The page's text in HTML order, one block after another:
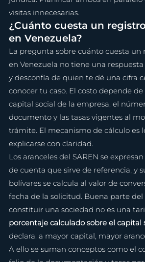
visitas innecesarias.
¿Cuánto cuesta un
en Venezuela?
La pregunta sobre cuánto cuesta un
en Venezuela no tiene una
y desconfía de quien te dé una cifra
conocer tu caso. El costo depende de
capital social de la empresa, el
documento y las tasas vigentes al
trámite. El mecanismo de cálculo es
explicarse con claridad.
Los aranceles del SAREN se
de cuenta que sirve de referencia, y
bolívares se calcula al valor de
fecha de la solicitud. Buena parte del
constituir una sociedad no es una
porcentaje calculado sobre el capital
declara: a mayor capital, mayor
A ello se suman conceptos como el